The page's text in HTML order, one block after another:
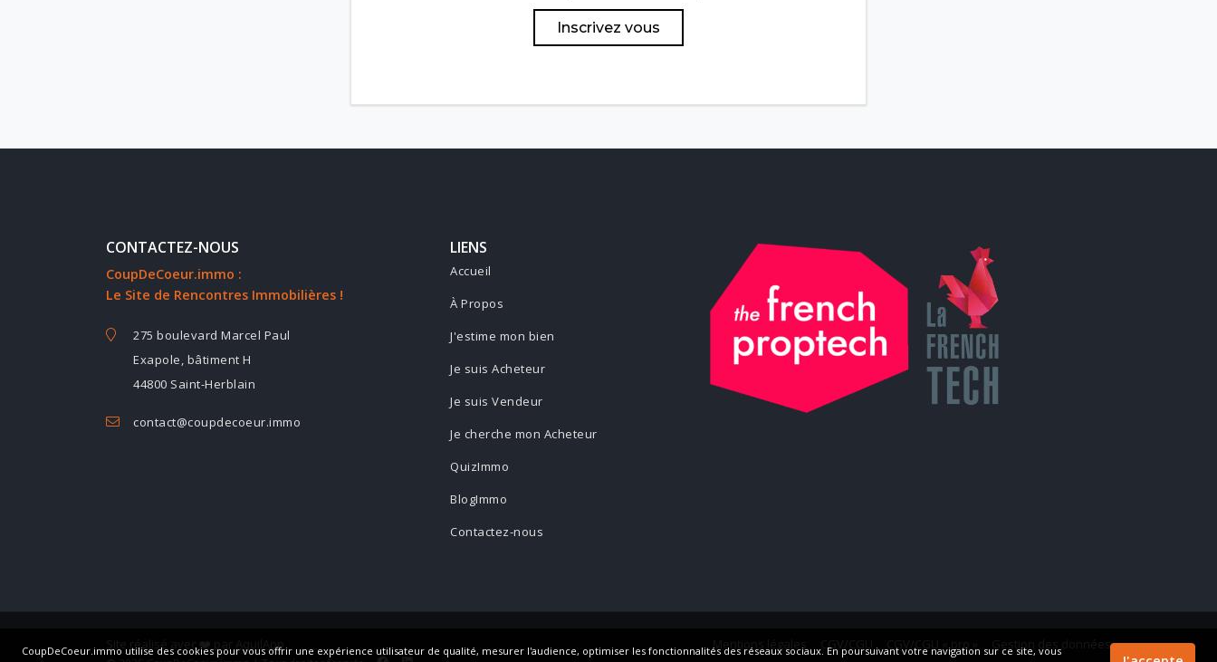
CoupDeCoeur.immo utilise des cookies pour vous offrir une expérience utilisateur de qualité, mesurer l'audience, optimiser les fonctionnalités des réseaux sociaux. En poursuivant votre navigation sur ce site, vous
Inscrivez vous
CONTACTEZ-NOUS
CoupDeCoeur.immo :
Le Site de Rencontres Immobilières !
275 boulevard Marcel Paul
Exapole, bâtiment H
44800 Saint-Herblain
contact@coupdecoeur.immo
LIENS
Accueil
À Propos
J'estime mon bien
Je suis Acheteur
Je suis Vendeur
Je cherche mon Acheteur
QuizImmo
BlogImmo
Contactez-nous
Site réalisé avec ❤️ par AquilApp Mentions légales CGV/CGU CGV/CGU « pro » Gestion des données